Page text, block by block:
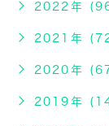
2022年
2021年
2020年
2019年